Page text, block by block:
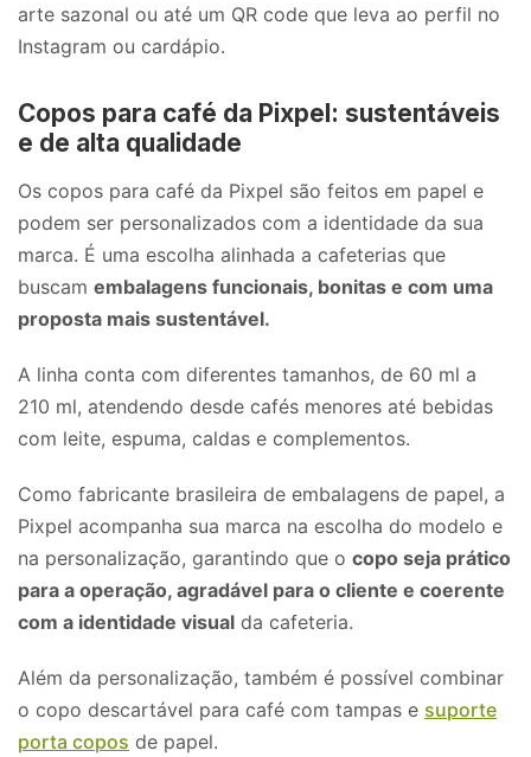
arte sazonal ou até um QR code que leva ao perfil no
Instagram ou cardápio.
Copos para café da Pixpel: sustentáveis
e de alta qualidade
Os copos para café da Pixpel são feitos em papel e
podem ser personalizados com a identidade da sua
marca. É uma escolha alinhada a cafeterias que
buscam embalagens funcionais, bonitas e com uma
proposta mais sustentável.
A linha conta com diferentes tamanhos, de 60 ml a
210 ml, atendendo desde cafés menores até bebidas
com leite, espuma, caldas e complementos.
Como fabricante brasileira de embalagens de papel, a
Pixpel acompanha sua marca na escolha do modelo e
na personalização, garantindo que o copo seja prático
para a operação, agradável para o cliente e coerente
com a identidade visual da cafeteria.
Além da personalização, também é possível combinar
o copo descartável para café com tampas e suporte
porta copos de papel.